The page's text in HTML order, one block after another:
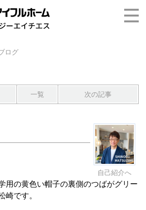
ログ
一覧 次の記事
自己紹介へ
用の黄色い帽子の裏側のつばがグリー
崎です。